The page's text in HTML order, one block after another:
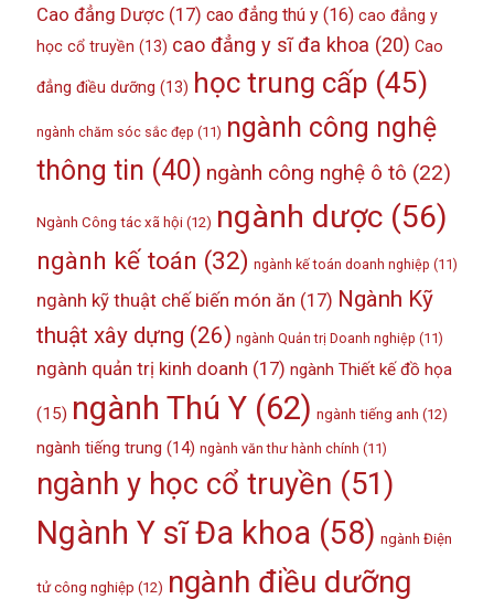
Cao đẳng Dược(17) cao đẳng thú y(16) cao đẳng y
học cổ truyền (13) cao đẳng y sĩ đa khoa (20) Cao
đẳng điều dưỡng (13) học trung cấp (45)
ngành chăm sóc sắc đẹp (11) ngành công nghệ
thông tin (40) ngành công nghệ ô tô (22)
Ngành Công tác xã hội(12) ngành dược(56)
ngành kế toán (32) ngành kế toán doanh nghiệp (11)
ngành kỹ thuật chế biến món ăn (17) Ngành Kỹ
thuật xây dựng (26) ngành Quản trị Doanh nghiệp (11)
ngành quản trị kinh doanh (17) ngành Thiết kế đồ họa
(15) ngành Thú Y(62) ngành tiếng anh (12)
ngành tiếng trung (14) ngành văn thư hành chính (11)
ngành y học cổ truyền (51)
Ngành Y sĩ Đa khoa (58) ngành Điện
tử công nghiệp (12) ngành điều dưỡng